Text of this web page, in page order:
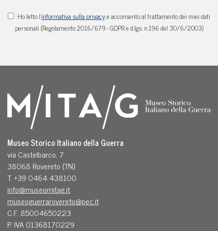
Ho letto l'informativa sulla privacye acconsento al trattamento dei miei dati
personali (Regolamento 2016/679 - GDPR e d.lgs. n.196 del 30/6/2003)
Museo Storico Italiano della Guerra
via Castelbarco, 7
38068 Rovereto (TN)
T. +39 0464 438100
info@museomitag.it
museoguerrarovereto@pec.it
C.F. 85004650223
P. IVA 01368170229